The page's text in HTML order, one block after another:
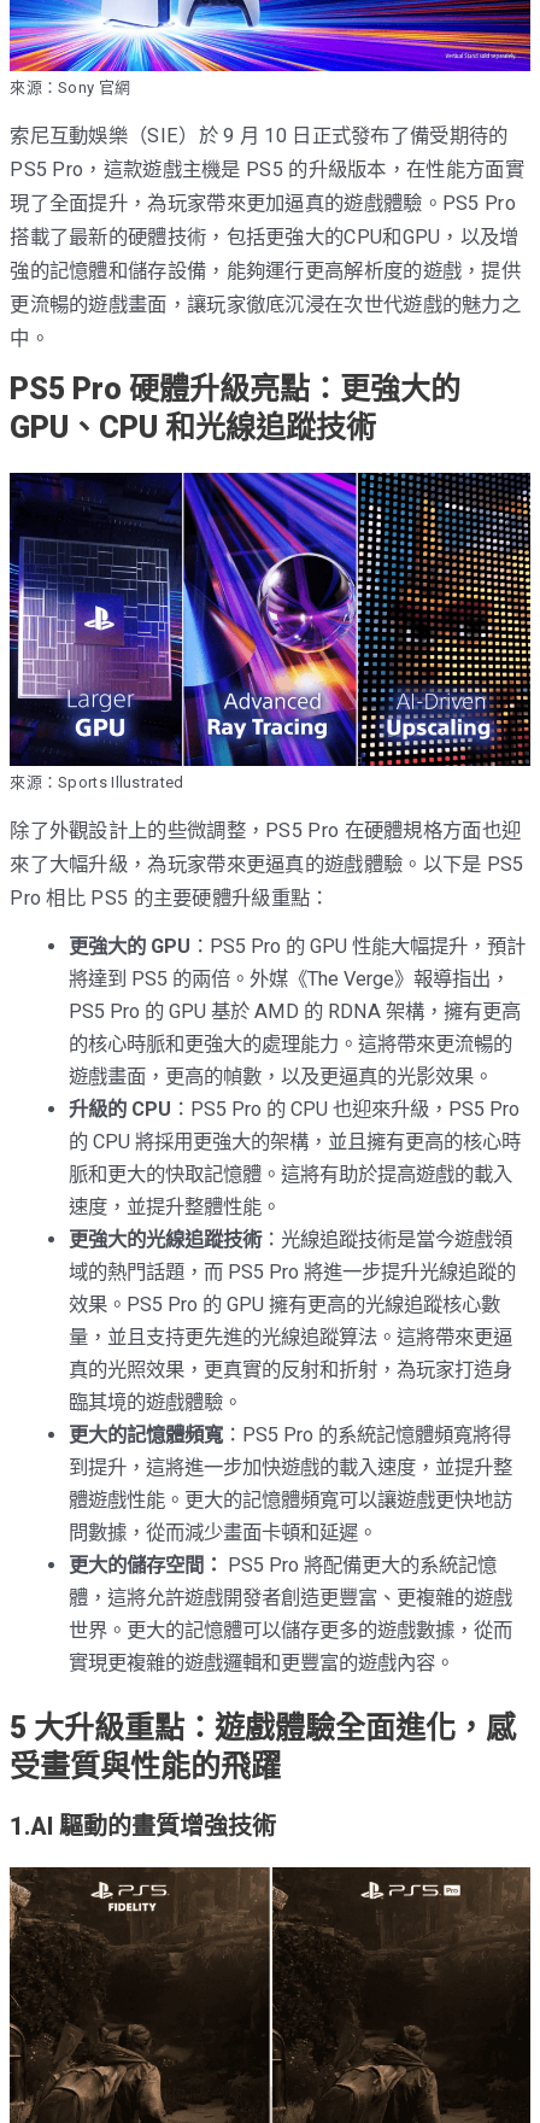
來源：Sony 官網
索尼互動娛樂（SIE）於 9 月 10 日正式發布了備受期待的
PS5 Pro，這款遊戲主機是 PS5 的升級版本，在性能方面實
現了全面提升，為玩家帶來更加逼真的遊戲體驗。PS5 Pro
搭載了最新的硬體技術，包括更強大的CPU和GPU，以及增
強的記憶體和儲存設備，能夠運行更高解析度的遊戲，提供
更流暢的遊戲畫面，讓玩家徹底沉浸在次世代遊戲的魅力之
中。
PS5 Pro 硬體升級亮點：更強大的
GPU、CPU 和光線追蹤技術
來源：Sports Illustrated
除了外觀設計上的些微調整，PS5 Pro 在硬體規格方面也迎
來了大幅升級，為玩家帶來更逼真的遊戲體驗。以下是 PS5
Pro 相比 PS5 的主要硬體升級重點：
更強大的 GPU ：PS5 Pro 的 GPU 性能大幅提升，預計
將達到 PS5 的兩倍。外媒《The Verge》報導指出，
PS5 Pro 的 GPU 基於 AMD 的 RDNA 架構，擁有更高
的核心時脈和更強大的處理能力。這將帶來更流暢的
遊戲畫面，更高的幀數，以及更逼真的光影效果。
升級的 CPU ：PS5 Pro 的 CPU 也迎來升級，PS5 Pro
的 CPU 將採用更強大的架構，並且擁有更高的核心時
脈和更大的快取記憶體。這將有助於提高遊戲的載入
速度，並提升整體性能。
更強大的光線追蹤技術：光線追蹤技術是當今遊戲領
域的熱門話題，而 PS5 Pro 將進一步提升光線追蹤的
效果。PS5 Pro 的 GPU 擁有更高的光線追蹤核心數
量，並且支持更先進的光線追蹤算法。這將帶來更逼
真的光照效果，更真實的反射和折射，為玩家打造身
臨其境的遊戲體驗。
更大的記憶體頻寬 ：PS5 Pro 的系統記憶體頻寬將得
到提升，這將進一步加快遊戲的載入速度，並提升整
體遊戲性能。更大的記憶體頻寬可以讓遊戲更快地訪
問數據，從而減少畫面卡頓和延遲。
更大的儲存空間： PS5 Pro 將配備更大的系統記憶
體，這將允許遊戲開發者創造更豐富、更複雜的遊戲
世界。更大的記憶體可以儲存更多的遊戲數據，從而
實現更複雜的遊戲邏輯和更豐富的遊戲內容。
5 大升級重點：遊戲體驗全面進化，感
受畫質與性能的飛躍
1.AI 驅動的畫質增強技術